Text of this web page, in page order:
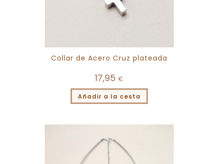
Collar de Acero Cruz plateada
17,95 €
Añadir a la cesta